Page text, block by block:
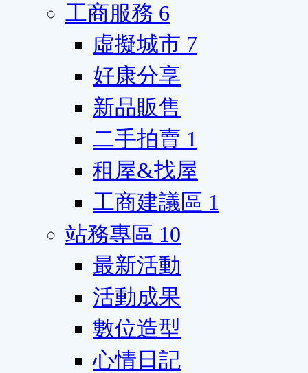
工商服務 6
虛擬城市 7
好康分享
新品販售
二手拍賣 1
租屋&找屋
工商建議區 1
站務專區 10
最新活動
活動成果
數位造型
心情日記